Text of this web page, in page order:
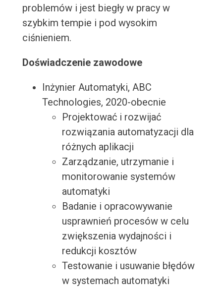
problemów i jest biegły w pracy w
szybkim tempie i pod wysokim
ciśnieniem.
Doświadczenie zawodowe
Inżynier Automatyki, ABC
Technologies, 2020-obecnie
Projektować i rozwijać
rozwiązania automatyzacji dla
różnych aplikacji
Zarządzanie, utrzymanie i
monitorowanie systemów
automatyki
Badanie i opracowywanie
usprawnień procesów w celu
zwiększenia wydajności i
redukcji kosztów
Testowanie i usuwanie błędów
w systemach automatyki